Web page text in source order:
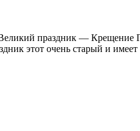
праздник — Крещение
этот очень старый и